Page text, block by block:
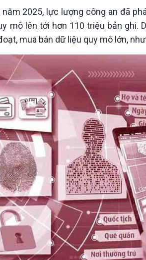
Sống chung với biến đổi
khí hậu
biệt
2025, lực lượng công an đã
mô lên tới hơn 110 triệu bản
mua bán dữ liệu quy mô lớn,